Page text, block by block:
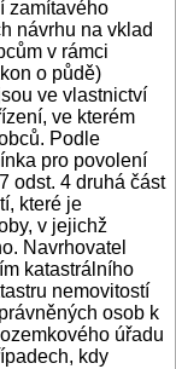
zamítavého
návrhu na vklad
v rámci
o půdě)
ve vlastnictví
ve kterém
Podle
pro povolení
odst. 4 druhá část
které je
v jejichž
Navrhovatel
katastrálního
nemovitostí
osob k
úřadu
kdy